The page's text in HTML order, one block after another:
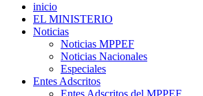
inicio
EL MINISTERIO
Noticias
Noticias MPPEF
Noticias Nacionales
Especiales
Entes Adscritos
Entes Adscritos del MPPEF